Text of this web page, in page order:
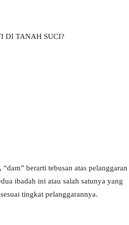
DI TANAH SUCI?
berarti tebusan atas pelanggaran
ibadah ini atau salah satunya yang
tingkat pelanggarannya.